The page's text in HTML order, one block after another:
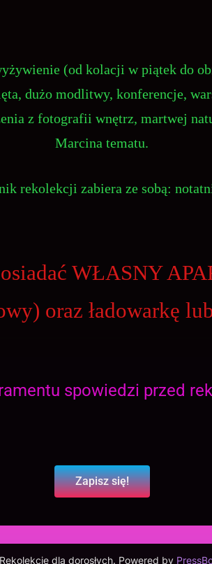
(od kolacji w piątek do
dużo modlitwy, konferencje,
z fotografii wnętrz, martwej
Marcina tematu.
rekolekcji zabiera ze sobą:
WŁASNY
oraz ładowarkę
spowiedzi przed
Zapisz się!
dla dorosłych. Powered by